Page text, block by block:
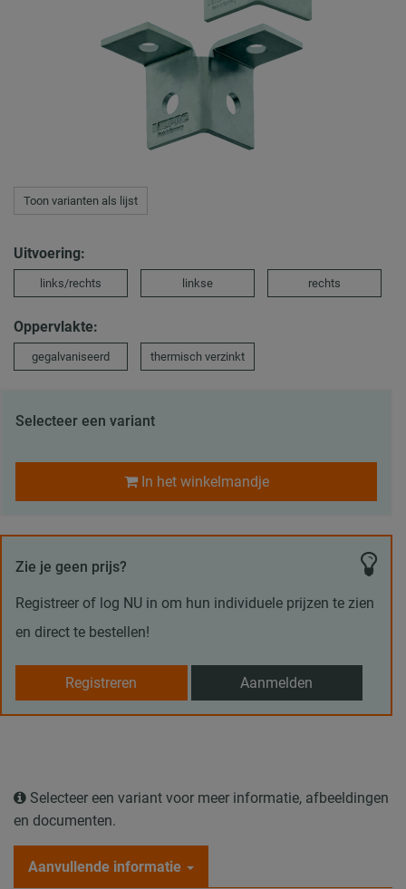
Toon varianten als lijst
Uitvoering:
links/rechts linkse rechts
Oppervlakte:
gegalvaniseerd thermisch verzinkt
Selecteer een variant
In het winkelmandje
Zie je geen prijs?
Registreer of log NU in om hun individuele prijzen te zien
en direct te bestellen!
Registreren Aanmelden
Selecteer een variant voor meer informatie, afbeeldingen
en documenten.
Aanvullende informatie